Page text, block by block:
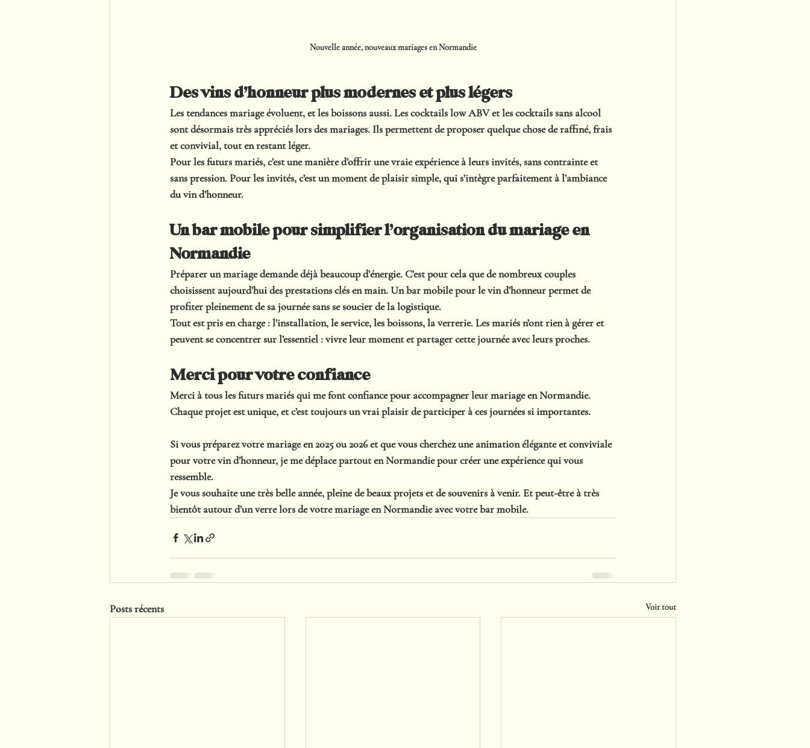
Nouvelle année, nouveaux mariages en Normandie
Des vins d’honneur plus modernes et plus légers
Les tendances mariage évoluent, et les boissons aussi. Les cocktails low ABV et les cocktails sans alcool
sont désormais très appréciés lors des mariages. Ils permettent de proposer quelque chose de raffiné, frais
et convivial, tout en restant léger.
Pour les futurs mariés, c’est une manière d’offrir une vraie expérience à leurs invités, sans contrainte et
sans pression. Pour les invités, c’est un moment de plaisir simple, qui s’intègre parfaitement à l’ambiance
du vin d’honneur.
Un bar mobile pour simplifier l’organisation du mariage en
Normandie
Préparer un mariage demande déjà beaucoup d’énergie. C’est pour cela que de nombreux couples
choisissent aujourd’hui des prestations clés en main. Un bar mobile pour le vin d’honneur permet de
profiter pleinement de sa journée sans se soucier de la logistique.
Tout est pris en charge : l’installation, le service, les boissons, la verrerie. Les mariés n’ont rien à gérer et
peuvent se concentrer sur l’essentiel : vivre leur moment et partager cette journée avec leurs proches.
Merci pour votre confiance
Merci à tous les futurs mariés qui me font confiance pour accompagner leur mariage en Normandie.
Chaque projet est unique, et c’est toujours un vrai plaisir de participer à ces journées si importantes.
Si vous préparez votre mariage en 2025 ou 2026 et que vous cherchez une animation élégante et conviviale
pour votre vin d’honneur, je me déplace partout en Normandie pour créer une expérience qui vous
ressemble.
Je vous souhaite une très belle année, pleine de beaux projets et de souvenirs à venir. Et peut-être à très
bientôt autour d’un verre lors de votre mariage en Normandie avec votre bar mobile.
Posts récents Voir tout